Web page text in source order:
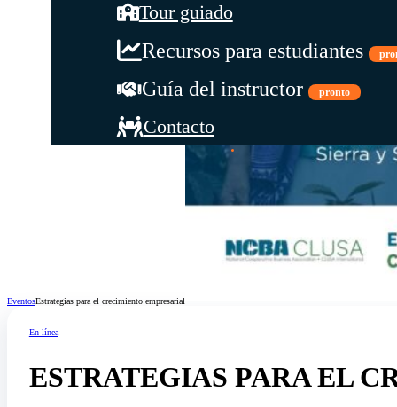
Tour guiado
Recursos para estudiantes
Guía del instructor pronto
Contacto
Inicio
EventosEstrategias para el crecimiento empresarial
En línea
ESTRATEGIAS PARA EL